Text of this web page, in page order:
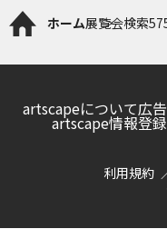
ホーム展覧会検索
artscapeについて広
artscape情報登
利用規約